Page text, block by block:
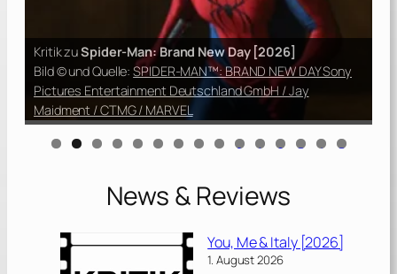
Day [2026]
NEW DAY Sony
GmbH / Jay
Kritik zuThe Invite [2026]
Bild © und Quelle:
0 1 2 3 4 5
News & Reviews
You, Me & Italy [2026]
1. August 2026